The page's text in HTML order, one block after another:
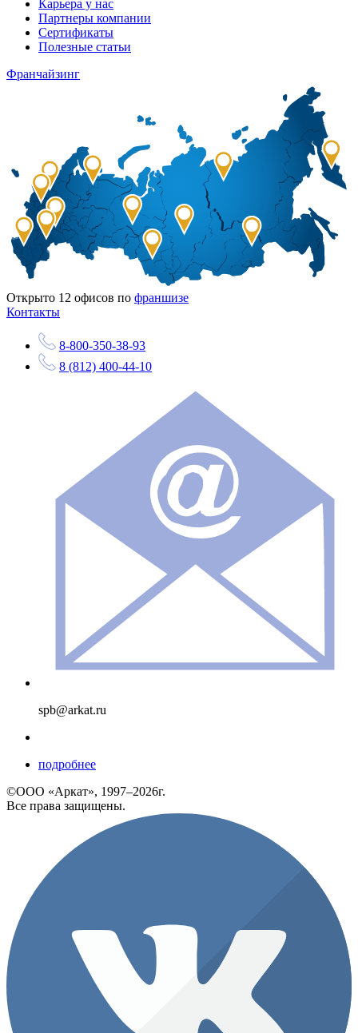
Карьера у нас
Партнеры компании
Сертификаты
Полезные статьи
Франчайзинг
Открыто 12 офисов по франшизе
Контакты
8-800-350-38-93
8 (812) 400-44-10
spb@arkat.ru
подробнее
©ООО «Аркат», 1997–2026г.
Все права защищены.